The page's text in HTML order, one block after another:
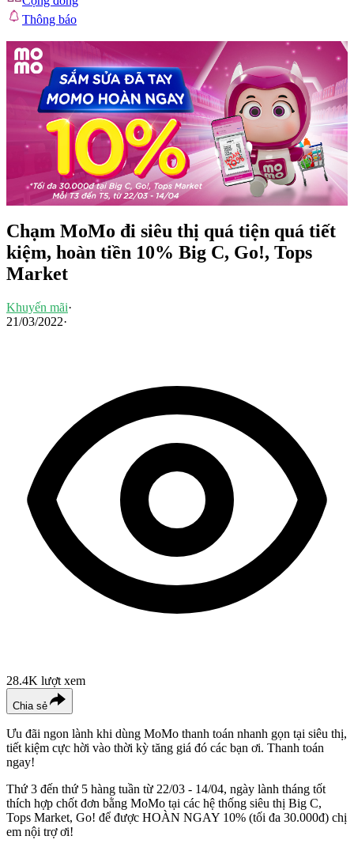
Thông báo
Chạm MoMo đi siêu thị quá tiện quá tiết
kiệm, hoàn tiền 10% Big C, Go!, Tops
Market
Khuyến mãi·
21/03/2022·
28.4K lượt xem
Chia sẻ
Ưu đãi ngon lành khi dùng MoMo thanh toán nhanh gọn tại siêu thị,
tiết kiệm cực hời vào thời kỳ tăng giá đó các bạn ơi. Thanh toán
ngay!
Thứ 3 đến thứ 5 hàng tuần từ 22/03 - 14/04, ngày lành tháng tốt
thích hợp chốt đơn bằng MoMo tại các hệ thống siêu thị Big C,
Tops Market, Go! để được HOÀN NGAY 10% (tối đa 30.000đ) chị
em nội trợ ơi!